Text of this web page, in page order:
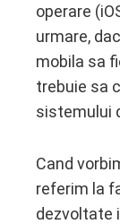
operare
urmare,
mobila sa
trebuie sa
sistemului
Cand
referim la
dezvoltate